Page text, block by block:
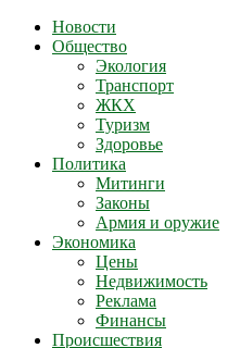
Новости
Общество
Экология
Транспорт
ЖКХ
Туризм
Здоровье
Политика
Митинги
Законы
Армия и оружие
Экономика
Цены
Недвижимость
Реклама
Финансы
Происшествия